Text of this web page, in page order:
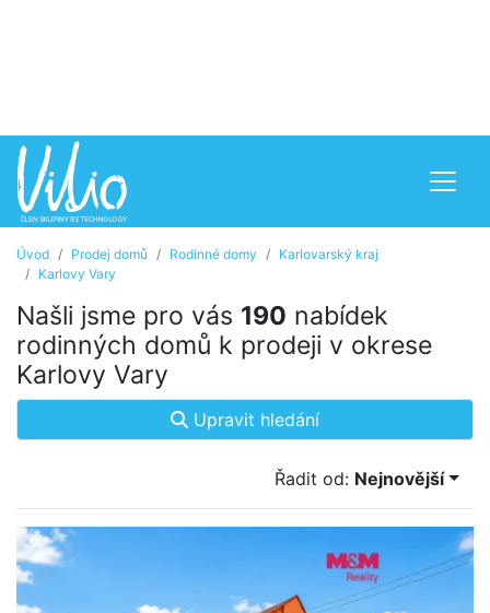
Úvod Prodej domů Rodinné domy
Karlovarský kraj
Karlovy Vary
Našli jsme pro vás 190 nabídek
rodinných domů k prodeji v okrese
Karlovy Vary
Upravit hledání
Řadit od: Nejnovější